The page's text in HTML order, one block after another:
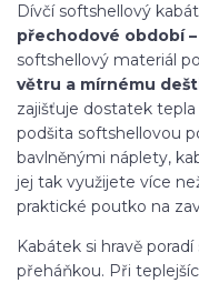
Dívčí softshellový
přechodové období
softshellový materiál
větru a mírnému
zajišťuje dostatek tepla
podšita softshellovou
bavlněnými náplety,
jej tak využijete více
praktické poutko na
Kabátek si hravě
přeháňkou. Při